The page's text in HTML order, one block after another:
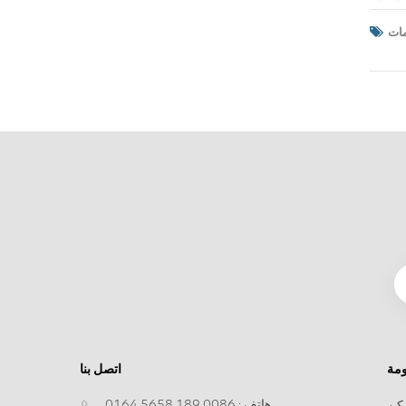
تمويل
يمكن
وتقليل
استخدام الموارد وتحقيق التنمية المستدامة، وبالتالي الفوز بالاعتراف. والدعم من كافة قطاعات المجتمع.1) تحسين عملية الإنتاج وحماية البيئة.(1) اعتماد
السطح
مياه
اتصل بنا